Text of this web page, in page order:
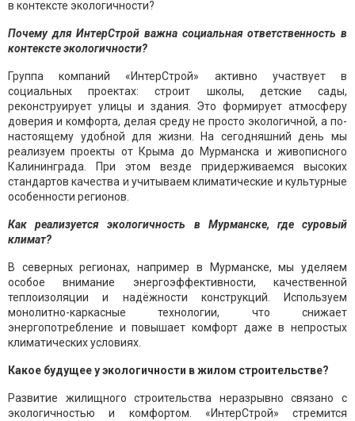
Почему для ИнтерСтрой важна социальная ответственность в
контексте экологичности?
Группа компаний «ИнтерСтрой» активно участвует в
социальных проектах: строит школы, детские сады,
реконструирует улицы и здания. Это формирует атмосферу
доверия и комфорта, делая среду не просто экологичной, а по-
настоящему удобной для жизни. На сегодняшний день мы
реализуем проекты от Крыма до Мурманска и живописного
Калининграда. При этом везде придерживаемся высоких
стандартов качества и учитываем климатические и культурные
особенности регионов.
Как реализуется экологичность в Мурманске, где суровый
климат?
В северных регионах, например в Мурманске, мы уделяем
особое внимание энергоэффективности, качественной
теплоизоляции и надёжности конструкций. Используем
монолитно-каркасные технологии, что снижает
энергопотребление и повышает комфорт даже в непростых
климатических условиях.
Какое будущее у экологичности в жилом строительстве?
Развитие жилищного строительства неразрывно связано с
экологичностью и комфортом. «ИнтерСтрой» стремится